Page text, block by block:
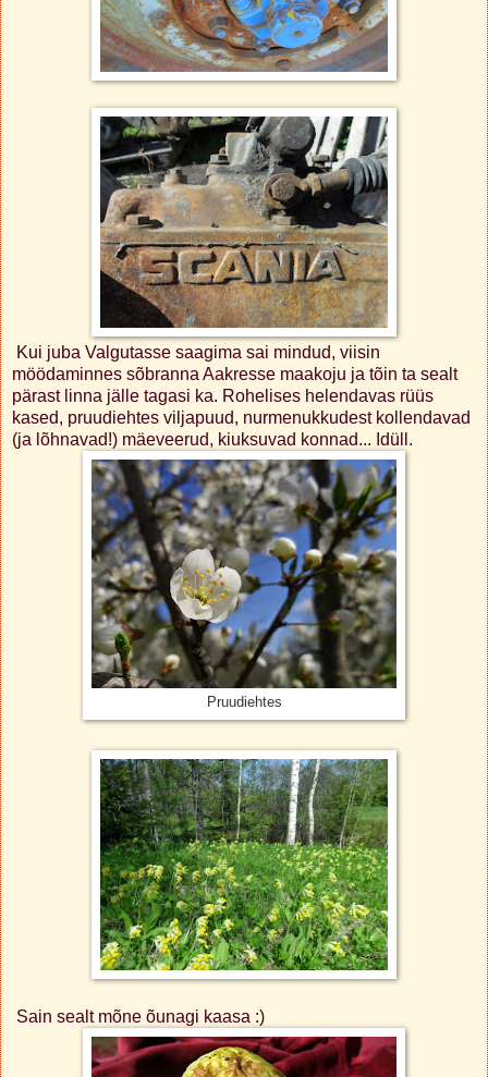
Kui juba Valgutasse saagima sai mindud, viisin
möödaminnes sõbranna Aakresse maakoju ja tõin ta sealt
pärast linna jälle tagasi ka. Rohelises helendavas rüüs
kased, pruudiehtes viljapuud, nurmenukkudest kollendavad
(ja lõhnavad!) mäeveerud, kiuksuvad konnad... Idüll.
Pruudiehtes
Sain sealt mõne õunagi kaasa :)